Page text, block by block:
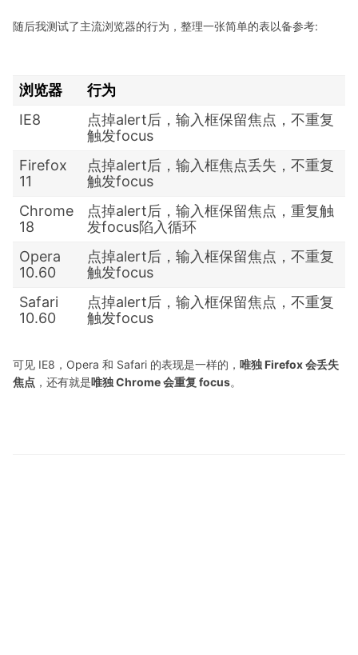
随后我测试了主流浏览器的行为，整理一张简单的表以备参考:
浏览器
行为
IE8
点掉alert后，输入框保留焦点，不重复
触发focus
Firefox
11
点掉alert后，输入框焦点丢失，不重复
触发focus
Chrome
18
点掉alert后，输入框保留焦点，重复触
发focus陷入循环
Opera
10.60
点掉alert后，输入框保留焦点，不重复
触发focus
Safari
10.60
点掉alert后，输入框保留焦点，不重复
触发focus
可见 IE8，Opera 和 Safari 的表现是一样的， 唯独 Firefox 会丢失
焦点 ，还有就是唯独 Chrome 会重复 focus。